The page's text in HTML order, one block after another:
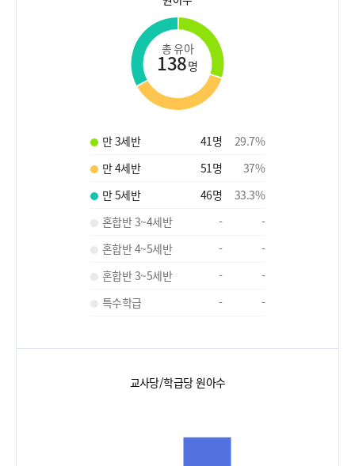
총 유아
138명
만 3세반 41명 29.7%
만 4세반
51명 37%
만 5세반
46명 33.3%
혼합반 3~4세반
-
-
혼합반 4~5세반
-
-
혼합반 3~5세반
-
-
특수학급
- -
교사당/학급당 원아수